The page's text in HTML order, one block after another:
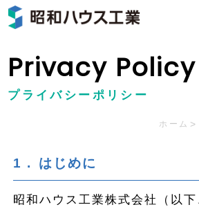
Privacy Policy
プライバシーポリシー
ホーム
はじめに
昭和ハウス工業株式会社（以下